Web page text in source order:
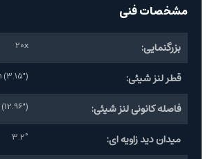
مشخصات فنی
بزرگنمایی: 20x
قطر لنز شیئی: (3.15")
فاصله کانونی لنز شیئی:
میدان دید زاویه ای: 3.2°